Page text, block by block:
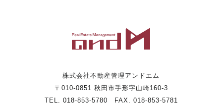
株式会社不動産管理アンドエム
〒010-0851 秋田市手形字山崎160-3
TEL. 018-853-5780 FAX. 018-853-5781